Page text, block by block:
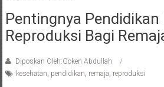
Pentingnya Pendidikan
Reproduksi Bagi
Diposkan Oleh:Goken Abdullah
kesehatan, pendidikan, remaja, reproduksi